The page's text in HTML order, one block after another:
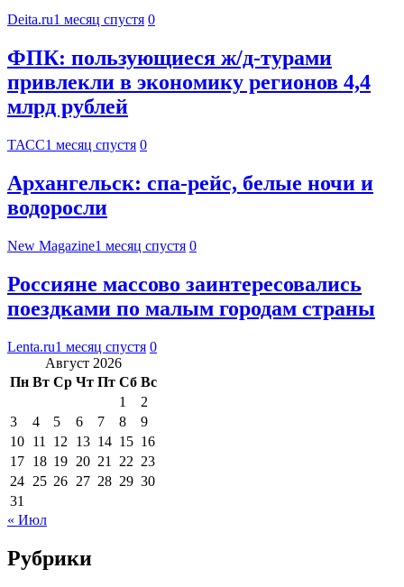
Deita.ru1 месяц спустя 0
ФПК: пользующиеся ж/д-турами
привлекли в экономику регионов 4,4
млрд рублей
ТАСС1 месяц спустя 0
Архангельск: спа-рейс, белые ночи и
водоросли
New Magazine1 месяц спустя 0
Россияне массово заинтересовались
поездками по малым городам страны
Lenta.ru1 месяц спустя 0
Август 2026
Пн Вт Ср Чт Пт Сб Вс
1
2
3
4 5 6 7 8
9
10 11 12 13 14 15 16
17 18 19 20 21 22 23
24 25 26 27 28 29 30
31
« Июл
Рубрики